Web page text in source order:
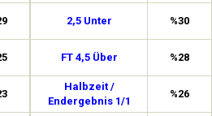
2,5 Unter %30
FT 4,5 Über %28
Halbzeit /
Endergebnis 1/1
%26